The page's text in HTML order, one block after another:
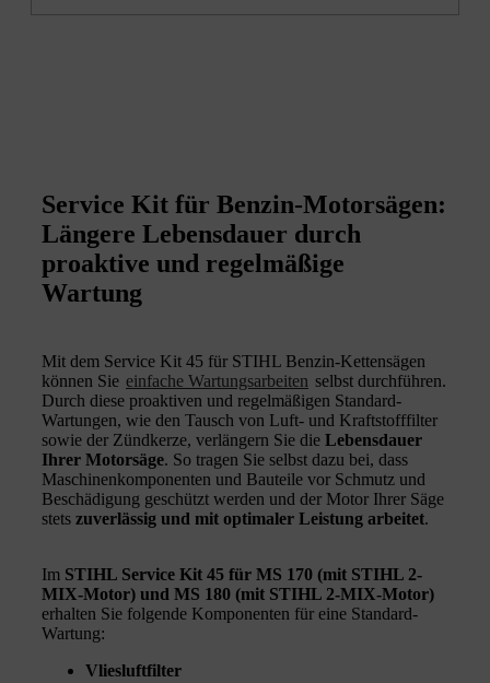
Service Kit für Benzin-Motorsägen:
Längere Lebensdauer durch
proaktive und regelmäßige
Wartung
Mit dem Service Kit 45 für STIHL Benzin-Kettensägen
können Sie einfache Wartungsarbeiten selbst durchführen.
Durch diese proaktiven und regelmäßigen Standard-
Wartungen, wie den Tausch von Luft- und Kraftstofffilter
sowie der Zündkerze, verlängern Sie die Lebensdauer
Ihrer Motorsäge. So tragen Sie selbst dazu bei, dass
Maschinenkomponenten und Bauteile vor Schmutz und
Beschädigung geschützt werden und der Motor Ihrer Säge
stets zuverlässig und mit optimaler Leistung arbeitet.
Im STIHL Service Kit 45 für MS 170 (mit STIHL 2-
MIX-Motor) und MS 180 (mit STIHL 2-MIX-Motor)
erhalten Sie folgende Komponenten für eine Standard-
Wartung:
Vliesluftfilter